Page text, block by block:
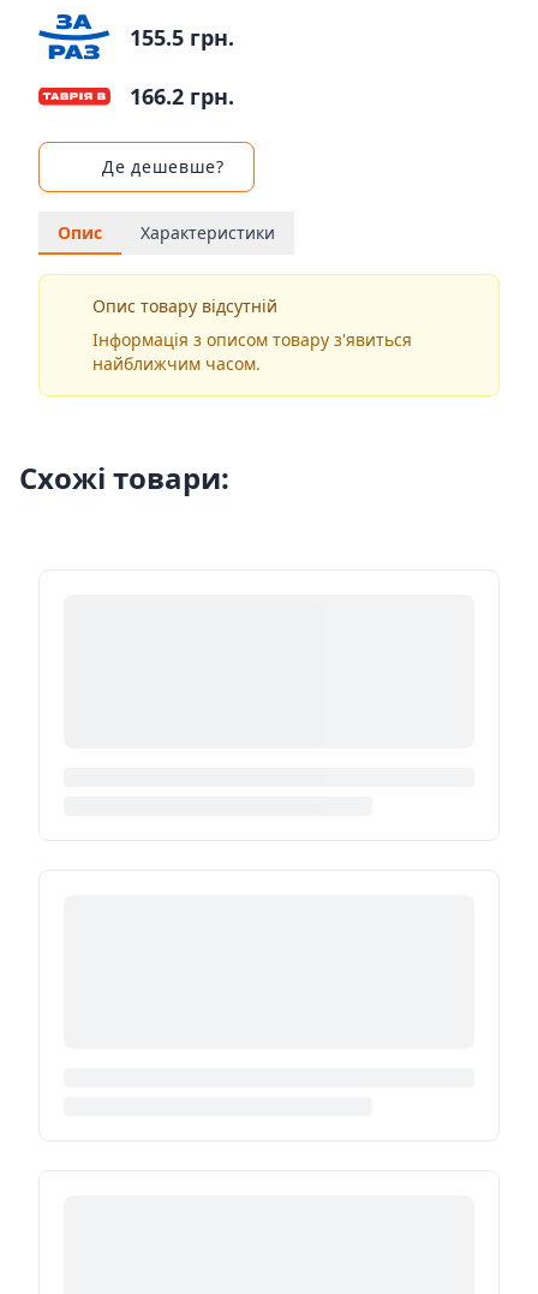
155.5 грн.
166.2 грн.
Де дешевше?
Опис Характеристики
Опис товару відсутній
Інформація з описом товару з'явиться
найближчим часом.
Схожі товари: